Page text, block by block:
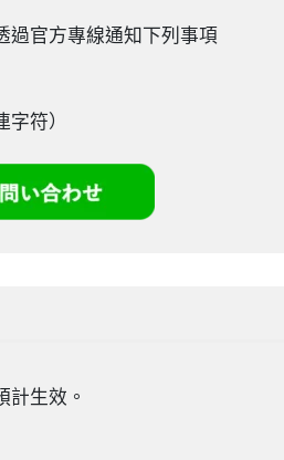
過官方專線通知下列事項
符）
計生效。